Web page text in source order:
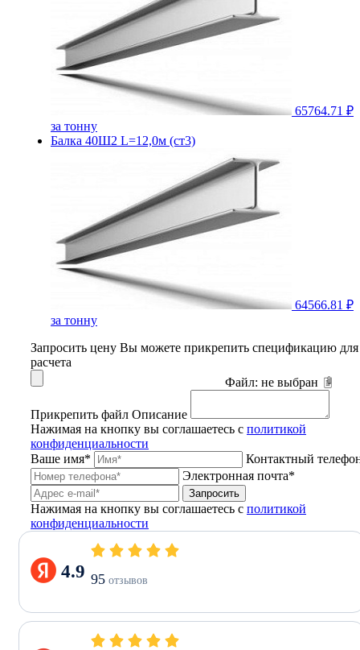
65764.71 ₽
за тонну
Балка 40Ш2 L=12,0м (ст3)
64566.81 ₽
за тонну
Запросить цену Вы можете прикрепить спецификацию для
расчета
Файл: не выбран
Прикрепить файл Описание
Нажимая на кнопку вы соглашаетесь с политикой
конфиденциальности
Ваше имя*
Контактный
Электронная почта*
Запросить
Нажимая на кнопку вы соглашаетесь с политикой
конфиденциальности
4.9 95 отзывов